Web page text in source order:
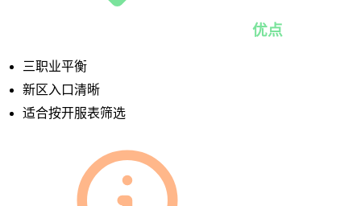
优点
三职业平衡
新区入口清晰
适合按开服表筛选